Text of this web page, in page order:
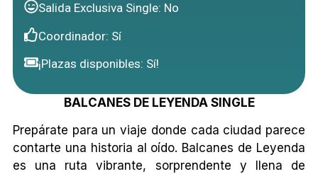
Salida Exclusiva Single: No
Coordinador: Sí
¡Plazas disponibles: Sí!
BALCANES DE LEYENDA SINGLE
Prepárate para un viaje donde cada ciudad parece
contarte una historia al oído. Balcanes de Leyenda
es una ruta vibrante, sorprendente y llena de